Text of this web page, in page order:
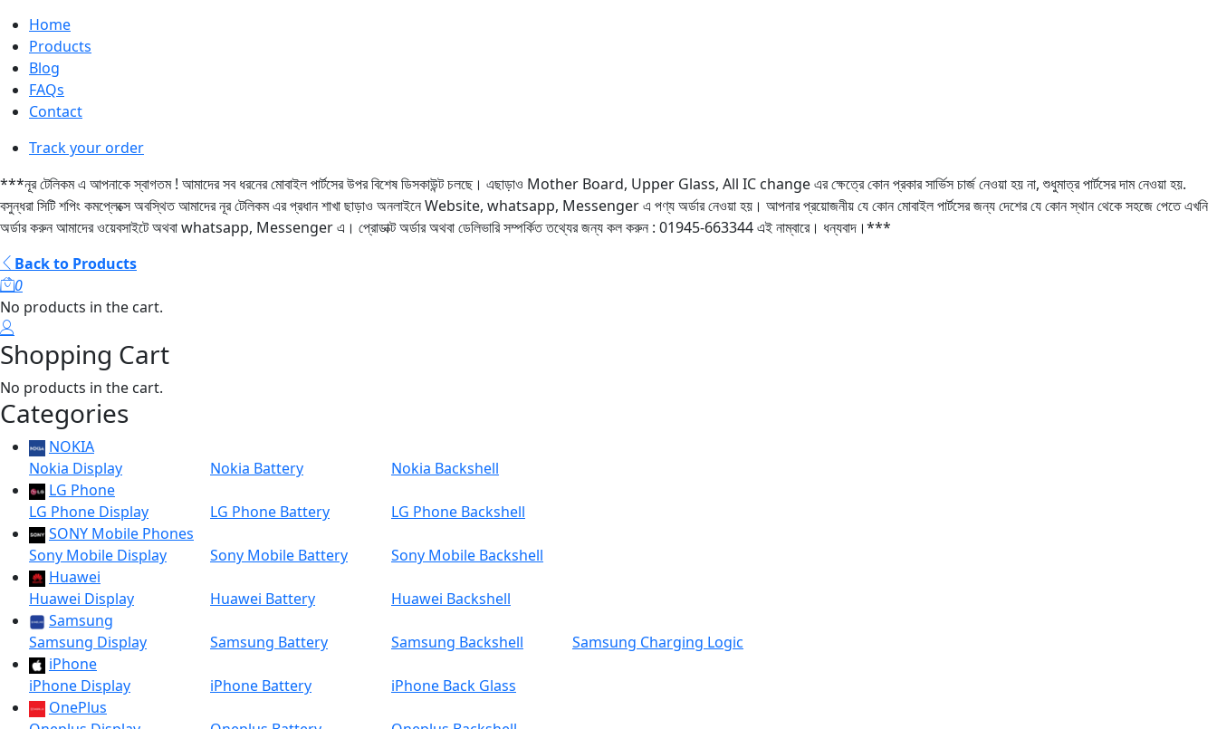
Home
Products
Blog
FAQs
Contact
Track your order
***নূর টেলিকম এ আপনাকে স্বাগতম ! আমাদের সব ধরনের মোবাইল পার্টসের উপর বিশেষ ডিসকাউন্ট চলছে। এছাড়াও Mother Board, Upper Glass, All IC change এর ক্ষেত্রে কোন প্রকার সার্ভিস চার্জ নেওয়া হয় না, শুধুমাত্র পার্টসের দাম নেওয়া হয়.
বসুন্ধরা সিটি শপিং কমপ্লেক্সে অবস্থিত আমাদের নূর টেলিকম এর প্রধান শাখা ছাড়াও অনলাইনে Website, whatsapp, Messenger এ পণ্য অর্ডার নেওয়া হয়। আপনার প্রয়োজনীয় যে কোন মোবাইল পার্টসের জন্য দেশের যে কোন স্থান থেকে সহজে পেতে এখনি
অর্ডার করুন আমাদের ওয়েবসাইটে অথবা whatsapp, Messenger এ। প্রোডাক্ট অর্ডার অথবা ডেলিভারি সম্পর্কিত তথ্যের জন্য কল করুন : 01945-663344 এই নাম্বারে। ধন্যবাদ।***
Back to Products
0
No products in the cart.
Shopping Cart
No products in the cart.
Categories
NOKIA
Nokia Display
Nokia Battery
Nokia Backshell
LG Phone
LG Phone Display
LG Phone Battery
LG Phone Backshell
SONY Mobile Phones
Sony Mobile Display
Sony Mobile Battery
Sony Mobile Backshell
Huawei
Huawei Display
Huawei Battery
Huawei Backshell
Samsung
Samsung Display
Samsung Battery Samsung Backshell
Samsung Charging Logic
iPhone
iPhone Display
iPhone Battery
iPhone Back Glass
OnePlus